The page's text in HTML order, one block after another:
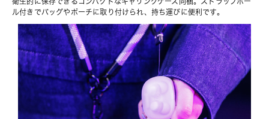
ル付きでバッグやポーチに取り付けられ、持ち運びに便利です。